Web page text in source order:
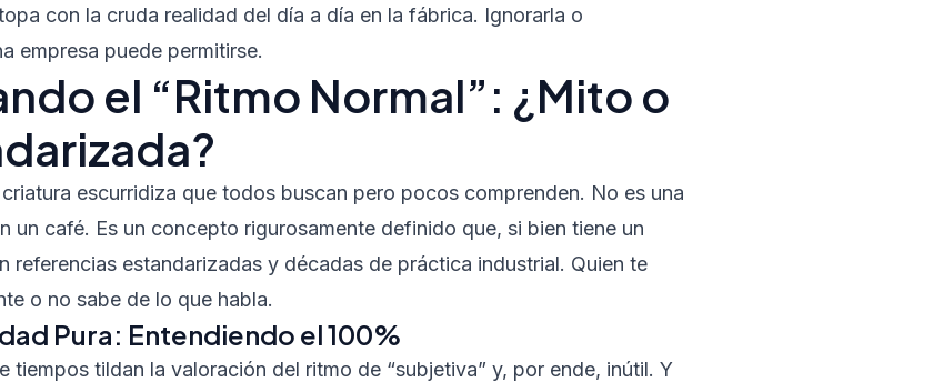
con la cruda realidad del día a día en la fábrica. Ignorarla o
empresa puede permitirse.
el “Ritmo Normal”: ¿Mito o
escurridiza que todos buscan pero pocos comprenden. No es una
un café. Es un concepto rigurosamente definido que, si bien tiene un
referencias estandarizadas y décadas de práctica industrial. Quien te
o no sabe de lo que habla.
Pura: Entendiendo el 100%
tiempos tildan la valoración del ritmo de “subjetiva” y, por ende, inútil. Y